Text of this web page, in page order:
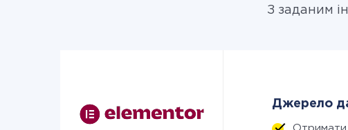
З заданим
Джерело